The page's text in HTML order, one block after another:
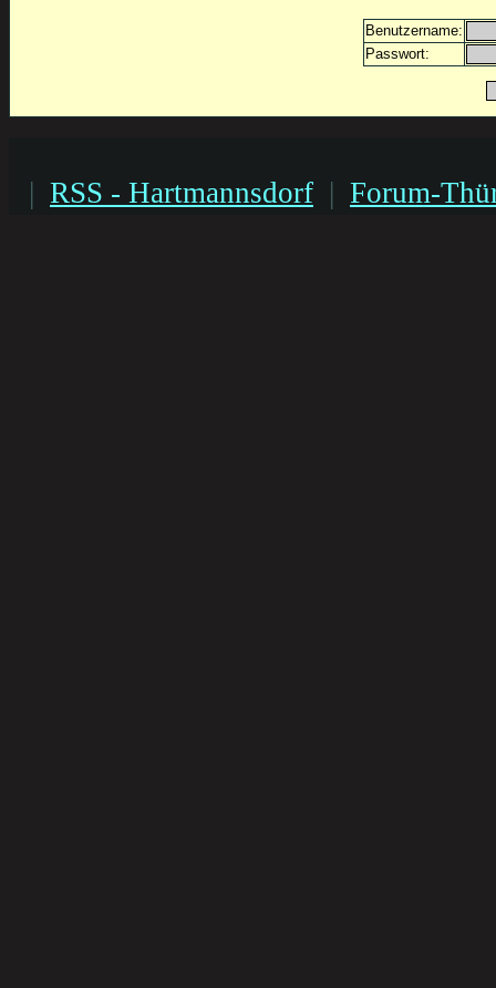
Benutzername:
Passwort:
| RSS - Hartmannsdorf | Forum-